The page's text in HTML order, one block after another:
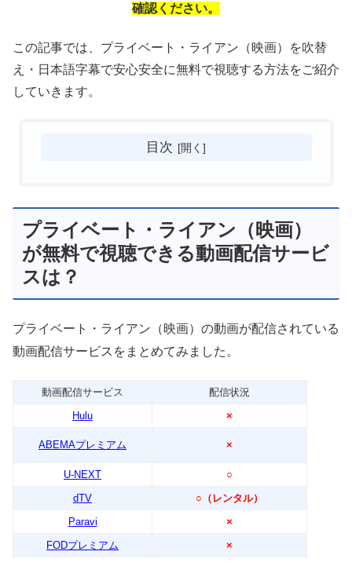
確認ください。
この記事では、プライベート・ライアン（映画）を吹替
え・日本語字幕で安心安全に無料で視聴する方法をご紹介
していきます。
目次
プライベート・ライアン（映画）
が無料で視聴できる動画配信サービ
スは？
プライベート・ライアン（映画）の動画が配信されている
動画配信サービスをまとめてみました。
動画配信サービス
配信状況
Hulu
×
ABEMAプレミアム ×
U-NEXT
○
dTV
○（レンタル）
Paravi
×
FODプレミアム
×